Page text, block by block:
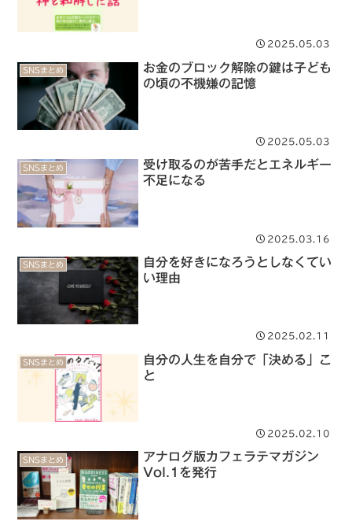
2025.05.03
SNSまとめ
お金のブロック解除の鍵は子ども
の頃の不機嫌の記憶
2025.05.03
SNSまとめ
受け取るのが苦手だとエネルギー
不足になる
2025.03.16
SNSまとめ
自分を好きになろうとしなくてい
い理由
2025.02.11
SNSまとめ
自分の人生を自分で「決める」こ
と
2025.02.10
SNSまとめ
アナログ版カフェラテマガジン
Vol.1を発行